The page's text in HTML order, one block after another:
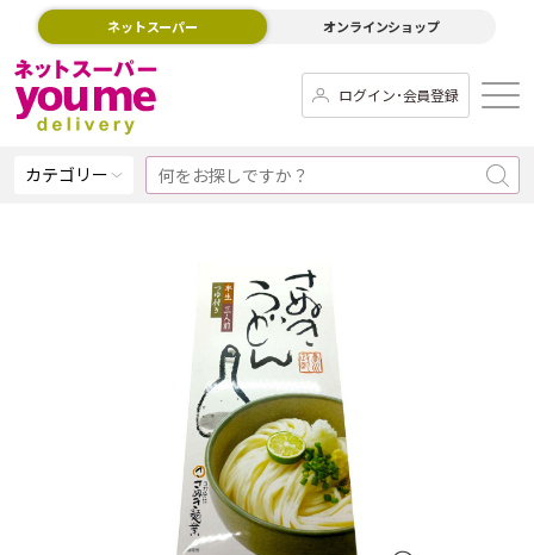
ネットスーパー オンラインショップ
ログイン･会員登録
カテゴリー